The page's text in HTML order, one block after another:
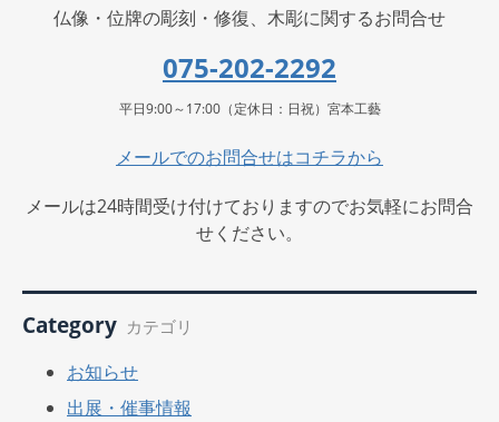
仏像・位牌の彫刻・修復、木彫に関するお問合せ
075-202-2292
平日9:00～17:00（定休日：日祝）宮本工藝
メールでのお問合せはコチラから
メールは24時間受け付けておりますのでお気軽にお問合
せください。
Category カテゴリ
お知らせ
出展・催事情報